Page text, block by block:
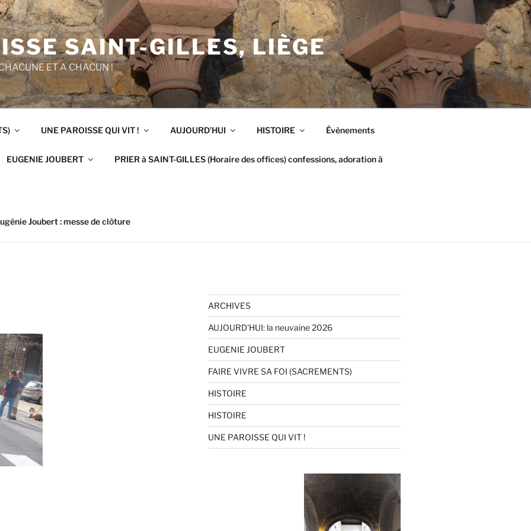
SAINT-GILLES, LIÈGE
ET A CHACUN !
UNE PAROISSE QUI VIT ! AUJOURD’HUI HISTOIRE Évènements
EUGENIE JOUBERT PRIER à SAINT-GILLES (Horaire des offices) confessions, adoration à
Joubert : messe de clôture
ARCHIVES
AUJOURD'HUI: la neuvaine 2026
EUGENIE JOUBERT
FAIRE VIVRE SA FOI (SACREMENTS)
HISTOIRE
HISTOIRE
UNE PAROISSE QUI VIT !